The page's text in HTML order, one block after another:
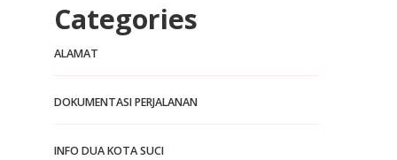
Categories
ALAMAT
DOKUMENTASI PERJALANAN
INFO DUA KOTA SUCI